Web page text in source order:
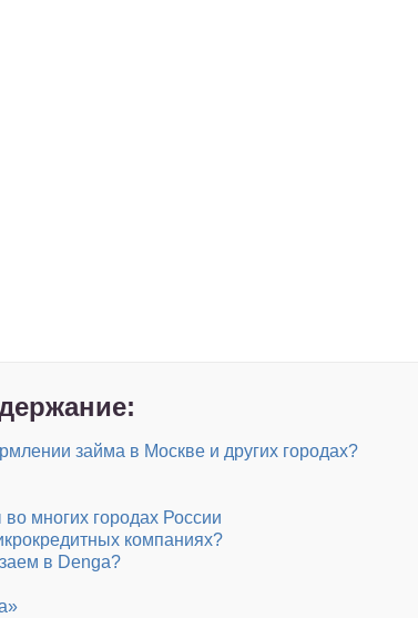
займа в Москве и других городах?
многих городах России
компаниях?
в Denga?